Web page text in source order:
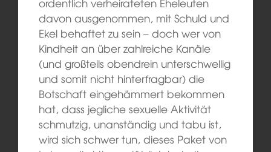
davon ausgenommen, mit Schuld und
Ekel behaftet zu sein – doch wer von
Kindheit an über zahlreiche Kanäle
(und großteils obendrein unterschwellig
und somit nicht hinterfragbar) die
Botschaft eingehämmert bekommen
hat, dass jegliche sexuelle Aktivität
schmutzig, unanständig und tabu ist,
wird sich schwer tun, dieses Paket von